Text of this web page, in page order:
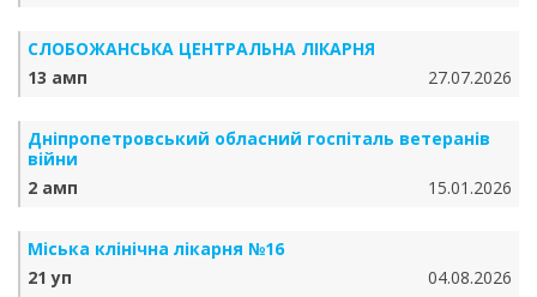
СЛОБОЖАНСЬКА ЦЕНТРАЛЬНА ЛІКАРНЯ
13 амп
27.07.2026
Дніпропетровський обласний госпіталь ветеранів
війни
2 амп
15.01.2026
Міська клінічна лікарня №16
21 уп
04.08.2026